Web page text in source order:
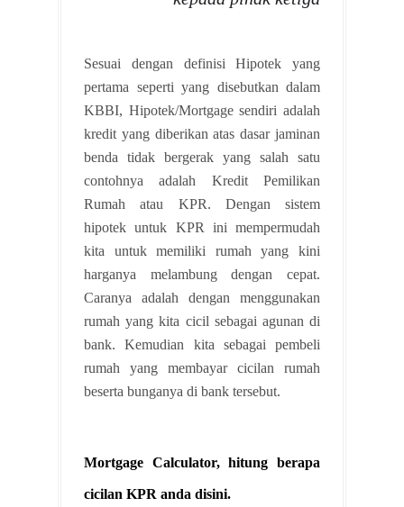
Sesuai dengan definisi Hipotek yang
pertama seperti yang disebutkan dalam
KBBI, Hipotek/Mortgage sendiri adalah
kredit yang diberikan atas dasar jaminan
benda tidak bergerak yang salah satu
contohnya adalah Kredit Pemilikan
Rumah atau KPR. Dengan sistem
hipotek untuk KPR ini mempermudah
kita untuk memiliki rumah yang kini
harganya melambung dengan cepat.
Caranya adalah dengan menggunakan
rumah yang kita cicil sebagai agunan di
bank. Kemudian kita sebagai pembeli
rumah yang membayar cicilan rumah
beserta bunganya di bank tersebut.
Mortgage Calculator, hitung berapa
cicilan KPR anda disini.